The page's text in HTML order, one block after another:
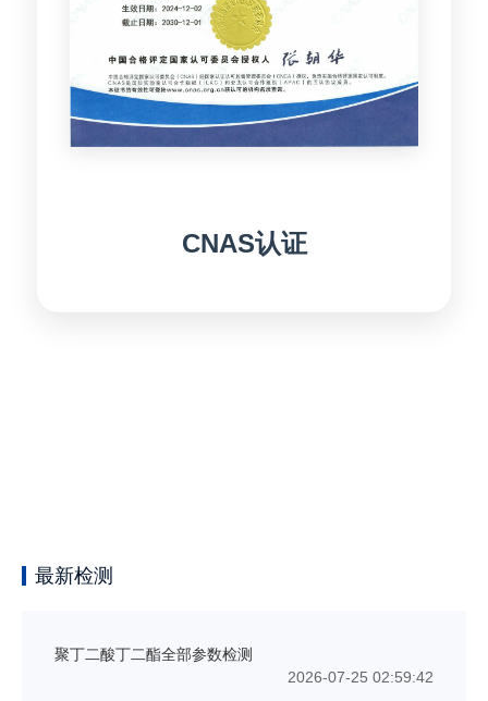
CNAS认证
最新检测
聚丁二酸丁二酯全部参数检测
2026-07-25 02:59:42